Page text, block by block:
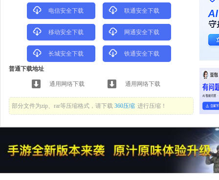
电信安全下载 联通安全下载
移动安全下载 网通安全下载
长城安全下载 铁通安全下载
普通下载地址
通用网络下载 通用网络下载
部分文件为zip、rar等压缩格式，请下载 360压缩 进行压缩！